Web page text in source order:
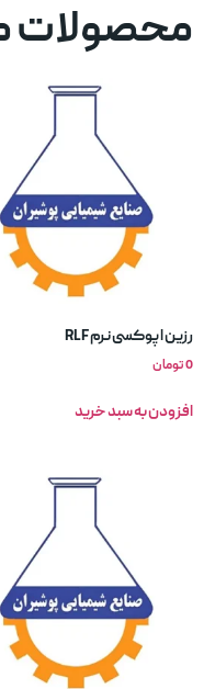
محصولات
رزین اپوکسی نرم RLF
0تومان
افزودن به سبد خرید